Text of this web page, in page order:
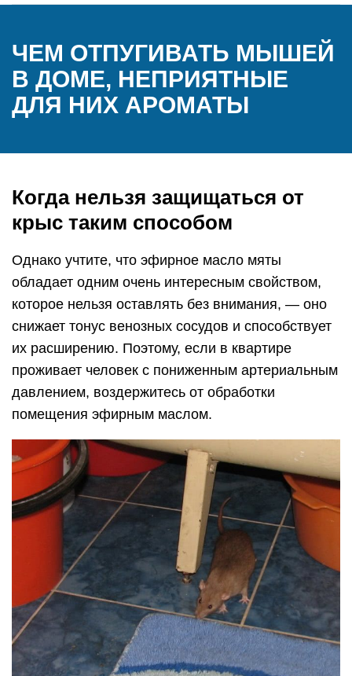
ЧЕМ ОТПУГИВАТЬ МЫШЕЙ
В ДОМЕ, НЕПРИЯТНЫЕ
ДЛЯ НИХ АРОМАТЫ
Когда нельзя защищаться от
крыс таким способом
Однако учтите, что эфирное масло мяты
обладает одним очень интересным свойством,
которое нельзя оставлять без внимания, — оно
снижает тонус венозных сосудов и способствует
их расширению. Поэтому, если в квартире
проживает человек с пониженным артериальным
давлением, воздержитесь от обработки
помещения эфирным маслом.